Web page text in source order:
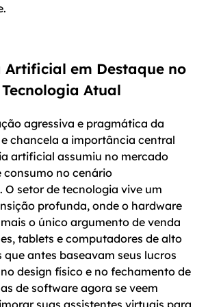
em Destaque no
Atual
agressiva e pragmática da
chancela a importância central
artificial assumiu no mercado
consumo no cenário
O setor de tecnologia vive um
profunda, onde o hardware
o único argumento de venda
tablets e computadores de alto
que antes baseavam seus lucros
design físico e no fechamento de
de software agora se veem
suas assistentes virtuais para